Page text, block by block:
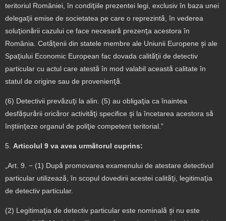
teritoriul României, în condiţiile prezentei legi, exclusiv în baza unei
delegaţii emise de societatea pe care o reprezintă, în vederea
soluţionării cazului ce face necesară prezenţa acestora în
România. Cetăţenii din statele membre ale Uniunii Europene şi ale
Spaţiului Economic European fac dovada calităţii de detectiv
particular cu actul care atestă în mod valabil această calitate în
statul de origine sau de provenienţă.
(6) Detectivii prevăzuţi la alin. (5) au obligaţia ca înaintea
desfăşurării oricăror activităţi specifice şi la încetarea acestora să
înştiinţeze organul de poliţie competent teritorial.”
5. Articolul 9 va avea următorul cuprins:
„Art. 9. − (1) După promovarea examenului de atestare detectivul
particular utilizează, în scopul dovedirii acestei calităţi, legitimaţia
de detectiv particular.
(2) Legitimaţia de detectiv particular este nominală şi nu este